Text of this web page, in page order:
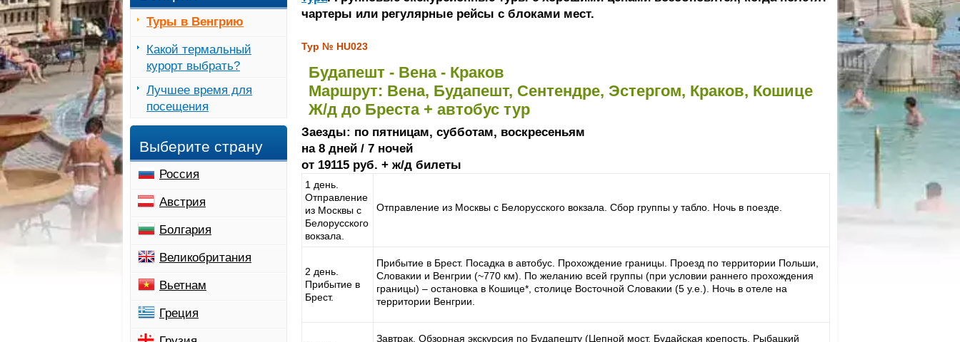
чартеры или регулярные рейсы с блоками мест.
Тур № HU023
Будапешт - Вена - Краков
Маршрут: Вена, Будапешт, Сентендре, Эстергом, Краков, Кошице
Ж/д до Бреста + автобус тур
Заезды: по пятницам, субботам, воскресеньям
на 8 дней / 7 ночей
от 19115 руб. + ж/д билеты
1 день.
Отправление
из Москвы с
Белорусского
вокзала.
Отправление из Москвы с Белорусского вокзала. Сбор группы у табло. Ночь в поезде.
2 день.
Прибытие в
Брест.
Прибытие в Брест. Посадка в автобус. Прохождение границы. Проезд по территории Польши,
Словакии и Венгрии (~770 км). По желанию всей группы (при условии раннего прохождения
границы) – остановка в Кошице*, столице Восточной Словакии (5 у.е.). Ночь в отеле на
территории Венгрии.
Завтрак. Обзорная экскурсия по Будапешту (Цепной мост, Будайская крепость, Рыбацкий
Туры в Венгрию
Какой термальный
курорт выбрать?
Лучшее время для
посещения
Выберите страну
Россия
Австрия
Болгария
Великобритания
Вьетнам
Греция